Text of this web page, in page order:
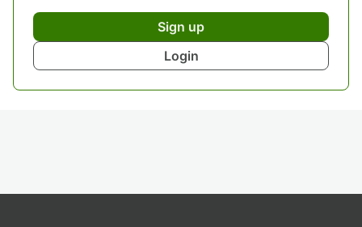
Sign up
Login